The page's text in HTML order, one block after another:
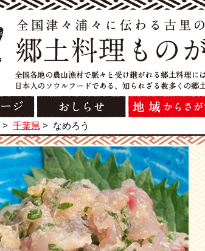
> 千葉県 > なめろう